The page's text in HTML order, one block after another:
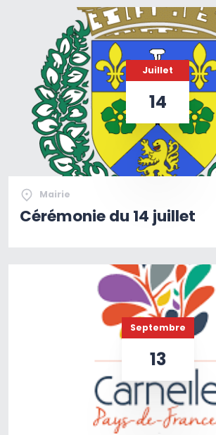
Juillet
14
Mairie
Cérémonie du 14 juillet
Septembre
13